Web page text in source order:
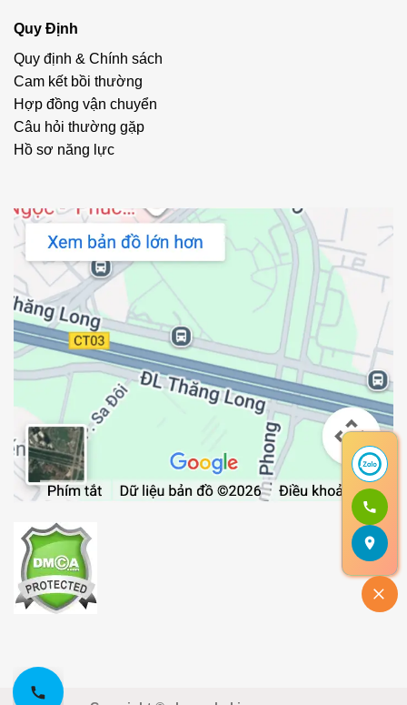
Quy Định
Quy định & Chính sách
Cam kết bồi thường
Hợp đồng vận chuyển
Câu hỏi thường gặp
Hồ sơ năng lực